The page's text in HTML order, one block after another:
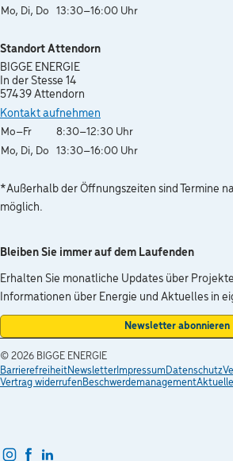
Mo, Di, Do
13:30–16:00 Uhr
Standort Attendorn
BIGGE ENERGIE
In der Stesse 14
57439 Attendorn
Kontakt aufnehmen
WochentagÖffnungszeiten
Mo–Fr
8:30–12:30 Uhr
Mo, Di, Do
13:30–16:00 Uhr
*Außerhalb der Öffnungszeiten sind Termine
möglich.
Bleiben Sie immer auf dem Laufenden
Erhalten Sie monatliche Updates über
Informationen über Energie und Aktuelles in
Newsletter abonnieren
© 2026 BIGGE ENERGIE
BarrierefreiheitNewsletterImpressumDatenschutz
Vertrag widerrufenBeschwerdemanagement